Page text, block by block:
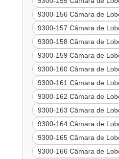
9300-156 Câmara de
9300-157 Câmara de
9300-158 Câmara de
9300-159 Câmara de
9300-160 Câmara de
9300-161 Câmara de
9300-162 Câmara de
9300-163 Câmara de
9300-164 Câmara de
9300-165 Câmara de
9300-166 Câmara de